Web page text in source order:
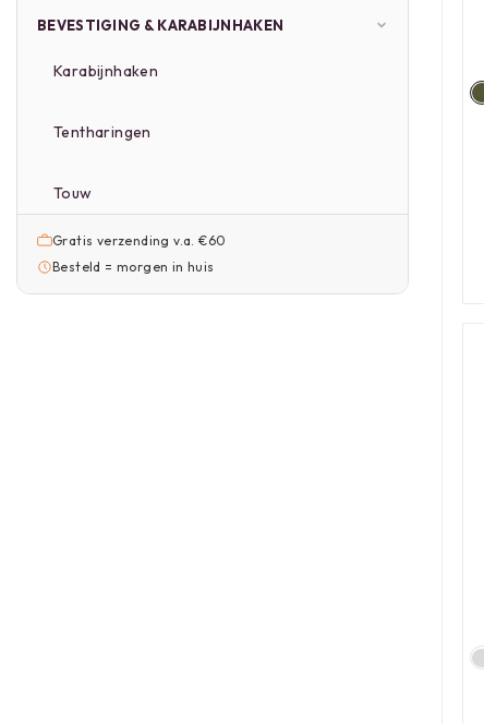
BEVESTIGING & KARABIJNHAKEN
Karabijnhaken
Tentharingen
Touw
Gratis verzending v.a. €60
Besteld = morgen in huis